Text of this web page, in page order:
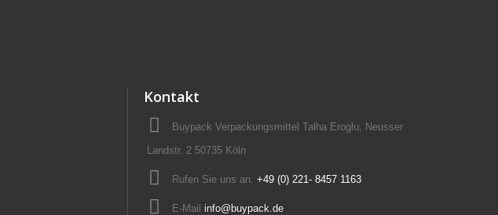
Kontakt
Buypack Verpackungsmittel Talha Eroglu, Neusser
Landstr. 2 50735 Köln
Rufen Sie uns an: +49 (0) 221- 8457 1163
E-Mail info@buypack.de